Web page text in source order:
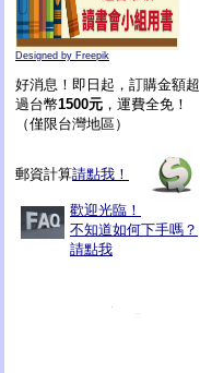
Designed by Freepik
好消息！即日起，訂購金額超
過台幣1500元 ，運費全免！
（僅限台灣地區）
郵資計算請點我！
歡迎光臨！
不知道如何下手嗎？
請點我